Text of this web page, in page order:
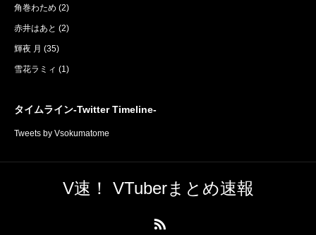
角巻わため (2)
赤井はあと (2)
輝夜 月 (35)
雪花ラミィ (1)
タイムライン-Twitter Timeline-
Tweets by Vsokumatome
V速！ VTuberまとめ速報